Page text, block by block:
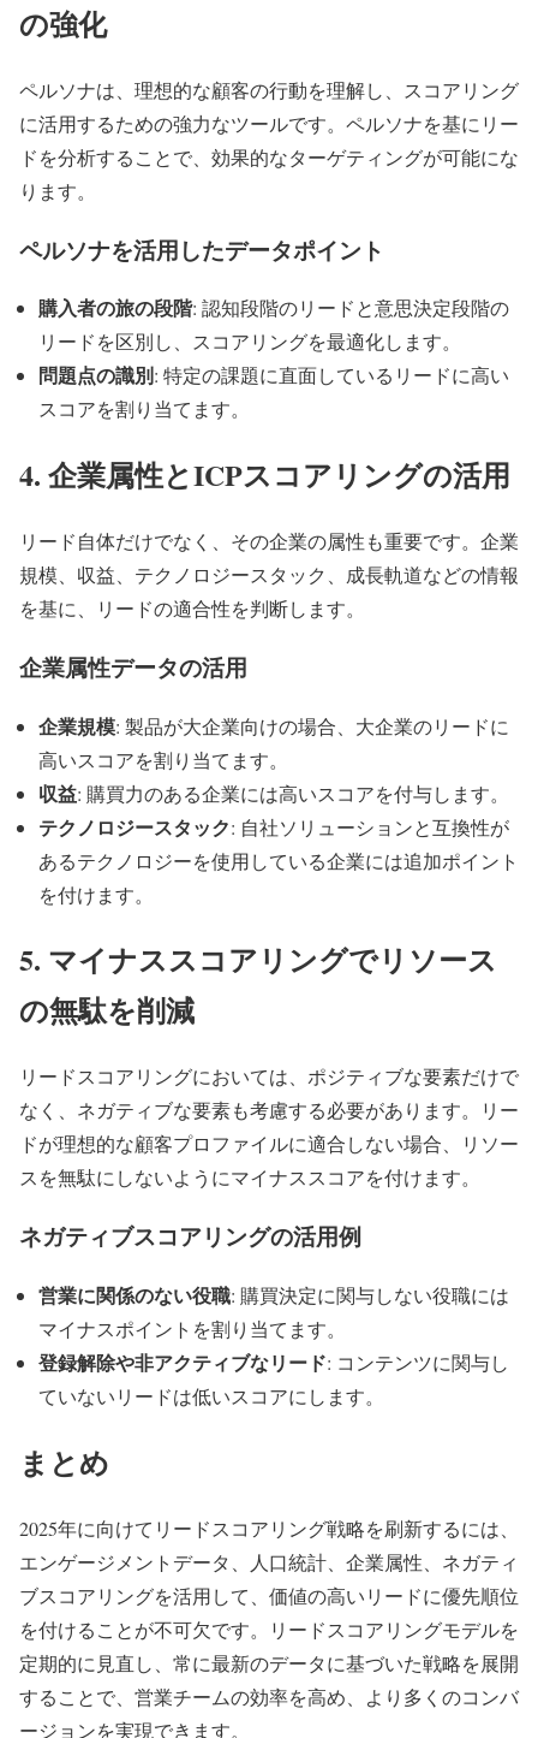
の強化
ペルソナは、理想的な顧客の行動を理解し、スコアリング
に活用するための強力なツールです。ペルソナを基にリー
ドを分析することで、効果的なターゲティングが可能にな
ります。
ペルソナを活用したデータポイント
購入者の旅の段階: 認知段階のリードと意思決定段階の
リードを区別し、スコアリングを最適化します。
問題点の識別: 特定の課題に直面しているリードに高い
スコアを割り当てます。
4. 企業属性とICPスコアリングの活用
リード自体だけでなく、その企業の属性も重要です。企業
規模、収益、テクノロジースタック、成長軌道などの情報
を基に、リードの適合性を判断します。
企業属性データの活用
企業規模: 製品が大企業向けの場合、大企業のリードに
高いスコアを割り当てます。
収益: 購買力のある企業には高いスコアを付与します。
テクノロジースタック: 自社ソリューションと互換性が
あるテクノロジーを使用している企業には追加ポイント
を付けます。
5. マイナススコアリングでリソース
の無駄を削減
リードスコアリングにおいては、ポジティブな要素だけで
なく、ネガティブな要素も考慮する必要があります。リー
ドが理想的な顧客プロファイルに適合しない場合、リソー
スを無駄にしないようにマイナススコアを付けます。
ネガティブスコアリングの活用例
営業に関係のない役職: 購買決定に関与しない役職には
マイナスポイントを割り当てます。
登録解除や非アクティブなリード: コンテンツに関与し
ていないリードは低いスコアにします。
まとめ
2025年に向けてリードスコアリング戦略を刷新するには、
エンゲージメントデータ、人口統計、企業属性、ネガティ
ブスコアリングを活用して、価値の高いリードに優先順位
を付けることが不可欠です。リードスコアリングモデルを
定期的に見直し、常に最新のデータに基づいた戦略を展開
することで、営業チームの効率を高め、より多くのコンバ
ージョンを実現できます。